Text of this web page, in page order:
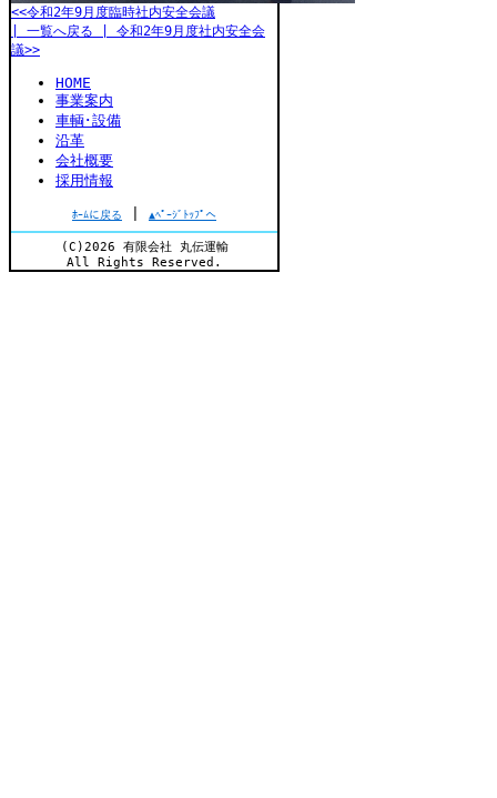
<<令和2年9月度臨時社内安全会議
| 一覧へ戻る | 令和2年9月度社内安全会
議>>
HOME
事業案内
車輌･設備
沿革
会社概要
採用情報
ﾎｰﾑに戻る ▲ﾍﾟｰｼﾞﾄｯﾌﾟへ
(C)2026 有限会社 丸伝運輸
All Rights Reserved.